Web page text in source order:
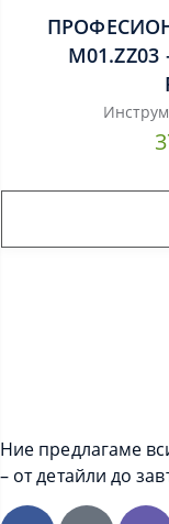
Ние предлагаме
– от детайли до